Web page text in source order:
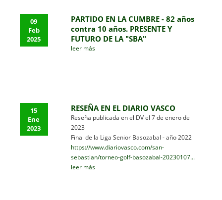
09
Feb
2025
PARTIDO EN LA CUMBRE - 82 años
contra 10 años. PRESENTE Y
FUTURO DE LA "SBA"
leer más
15
Ene
2023
RESEÑA EN EL DIARIO VASCO
Reseña publicada en el DV el 7 de enero de
2023
Final de la Liga Senior Basozabal - año 2022
https://www.diariovasco.com/san-
sebastian/torneo-golf-basozabal-20230107...
leer más